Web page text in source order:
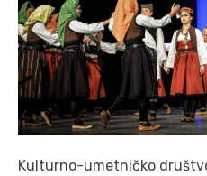
Kulturno-umetničko